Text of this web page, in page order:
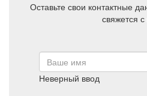
Оставьте свои контактные
свяжется
Неверный ввод